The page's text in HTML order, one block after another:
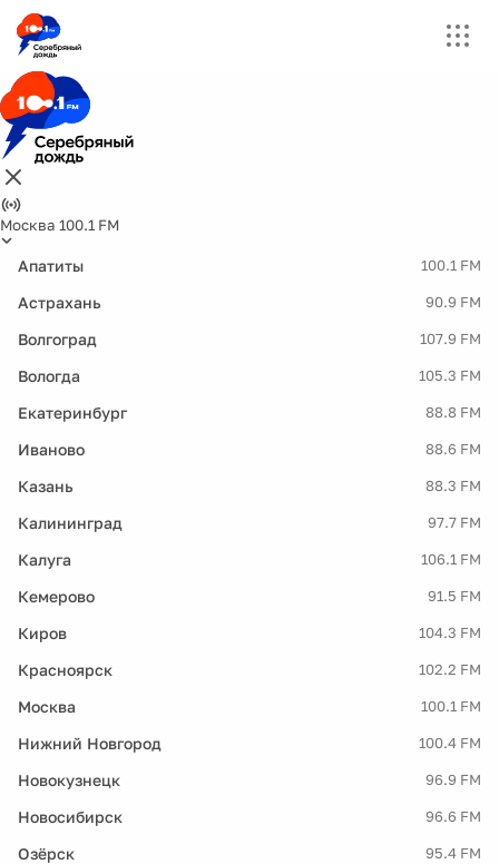
Москва 100.1 FM
Апатиты 100.1 FM
Астрахань 90.9 FM
Волгоград 107.9 FM
Вологда 105.3 FM
Екатеринбург 88.8 FM
Иваново 88.6 FM
Казань 88.3 FM
Калининград 97.7 FM
Калуга 106.1 FM
Кемерово 91.5 FM
Киров 104.3 FM
Красноярск 102.2 FM
Москва 100.1 FM
Нижний Новгород 100.4 FM
Новокузнецк 96.9 FM
Новосибирск 96.6 FM
Озёрск 95.4 FM